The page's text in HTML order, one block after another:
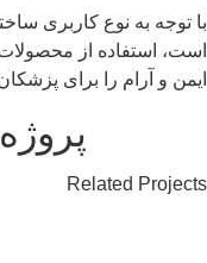
با توجه به نوع کاربری
است، استفاده از
ایمن و آرام را برای
Related Projects